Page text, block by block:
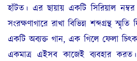
হাঁটত। এর ছায়ায় একটি সিরিয়াল
সংরক্ষণাগারে রাখা বিভিন্ন শব্দগ্রন্থ
একটি অব্যক্ত গান, এক গিলে ফেলা
একমাত্র এইসব কাজেই ব্যবহার করত।